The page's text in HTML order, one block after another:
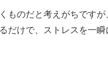
ものだと考えがちです
だけで、ストレスを一